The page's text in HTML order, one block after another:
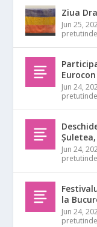
Ziua
Jun 25,
Jun 24,
Jun 24,
la
Jun 24,